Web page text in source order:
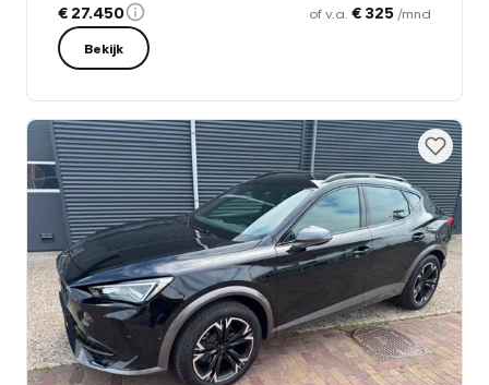
€ 27.450 of v.a. € 325 /mnd
Bekijk